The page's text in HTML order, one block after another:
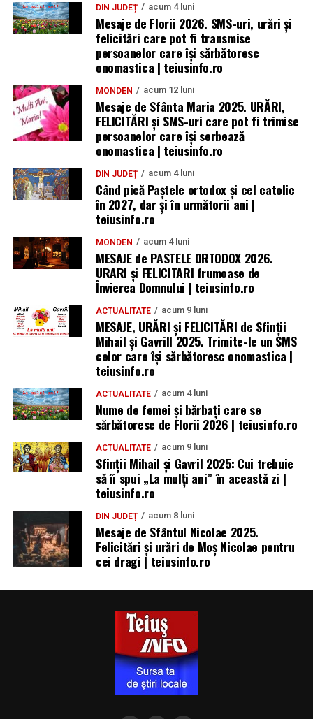
DIN JUDEȚ acum 4 luni
Mesaje de Florii 2026. SMS-uri, urări și
felicitări care pot fi transmise
persoanelor care îşi sărbătoresc
onomastica | teiusinfo.ro
MONDEN acum 12 luni
Mesaje de Sfânta Maria 2025. URĂRI,
FELICITĂRI și SMS-uri care pot fi trimise
persoanelor care își serbează
onomastica | teiusinfo.ro
DIN JUDEȚ acum 4 luni
Când pică Paștele ortodox și cel catolic
în 2027, dar și în următorii ani |
teiusinfo.ro
MONDEN acum 4 luni
MESAJE de PASTELE ORTODOX 2026.
URARI și FELICITARI frumoase de
Învierea Domnului | teiusinfo.ro
ACTUALITATE acum 9 luni
MESAJE, URĂRI și FELICITĂRI de Sfinții
Mihail și Gavrill 2025. Trimite-le un SMS
celor care își sărbătoresc onomastica |
teiusinfo.ro
ACTUALITATE acum 4 luni
Nume de femei și bărbați care se
sărbătoresc de Florii 2026 | teiusinfo.ro
ACTUALITATE acum 9 luni
Sfinții Mihail și Gavril 2025: Cui trebuie
să îi spui „La mulţi ani” în această zi |
teiusinfo.ro
DIN JUDEȚ acum 8 luni
Mesaje de Sfântul Nicolae 2025.
Felicitări și urări de Moș Nicolae pentru
cei dragi | teiusinfo.ro